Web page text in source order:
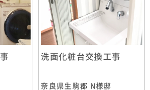
洗面化粧台交換工事
奈良県生駒郡 N様邸